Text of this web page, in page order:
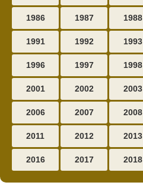
1986 1987 1988
1991 1992 1993
1996 1997 1998
2001 2002 2003
2006 2007 2008
2011 2012 2013
2016 2017 2018